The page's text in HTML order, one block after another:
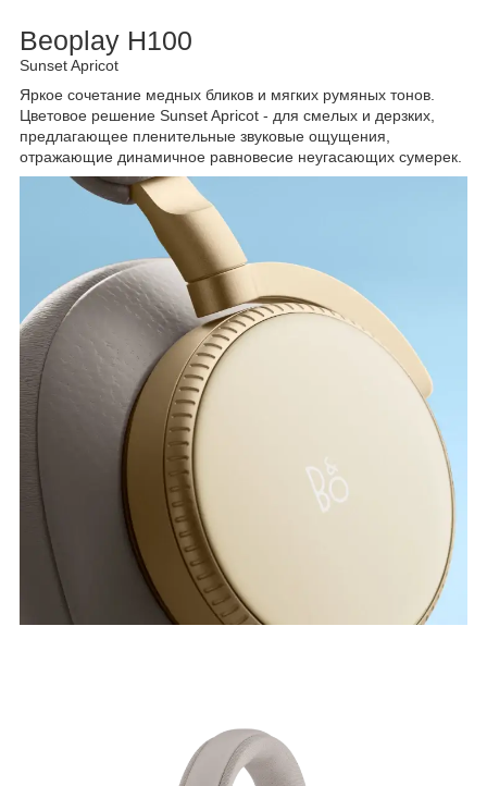
Beoplay H100
Sunset Apricot
Яркое сочетание медных бликов и мягких румяных тонов.
Цветовое решение Sunset Apricot - для смелых и дерзких,
предлагающее пленительные звуковые ощущения,
отражающие динамичное равновесие неугасающих сумерек.